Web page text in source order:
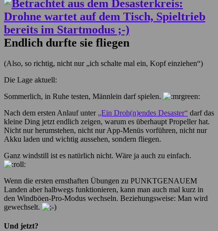
Endlich durfte sie fliegen
(Also, so richtig, nicht nur „ich schalte mal ein, Kopf einziehen“)
Die Lage aktuell:
Sommerlich, in Ruhe testen, Männlein darf spielen.
Nach dem ersten Anlauf unter „Ein Droh(n)endes Desaster“ darf das
kleine Ding jetzt endlich zeigen, warum es überhaupt Propeller hat.
Nicht nur herumstehen, nicht nur App-Menüs vorführen, nicht nur
Akku laden und wichtig aussehen, sondern fliegen.
Ganz windstill ist es natürlich nicht. Wäre ja auch zu einfach.
Wenn die ersten ernsthaften Übungen zu PUNKTGENAUEM
Landen aber halbwegs funktionieren, kann man auch mal kurz in
den Windböen-Pro-Modus wechseln. Beziehungsweise: Man wird
gewechselt.
Und jetzt?